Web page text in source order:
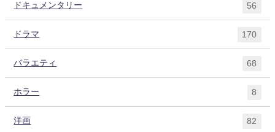
ドキュメンタリー 56
ドラマ 170
バラエティ 68
ホラー 8
洋画 82